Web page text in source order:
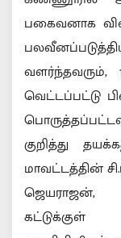
பகைவனாக
வளர்ந்தவரும்,
வெட்டப்பட்டு
குறித்து
மாவட்டத்தின்
ஜெயராஜன்,
கட்டுக்குள்